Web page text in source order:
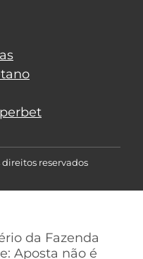
direitos reservados
da Fazenda
Aposta não é